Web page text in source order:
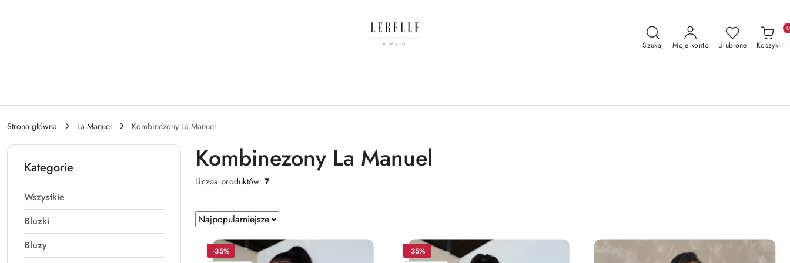
Szukaj Moje konto Ulubione Koszyk
0
Strona główna La Manuel Kombinezony La Manuel
Kategorie
Wszystkie
Bluzki
Bluzy
Kombinezony La Manuel
Liczba produktów:7
Zastosowano
sortowanie:
Najpopularniejsze.
Sortuj
według
-35%
-35%